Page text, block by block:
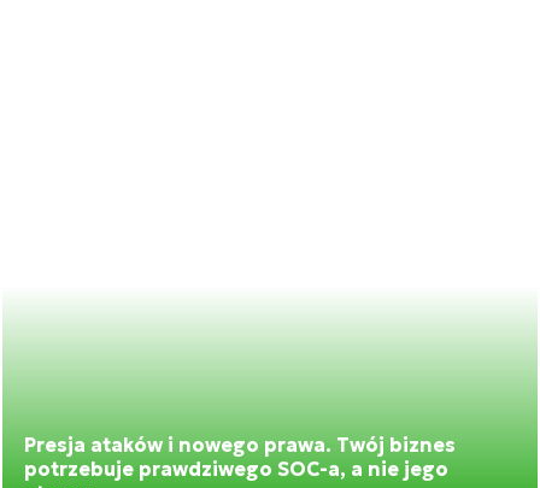
Presja ataków i nowego prawa. Twój biznes
potrzebuje prawdziwego SOC-a, a nie jego